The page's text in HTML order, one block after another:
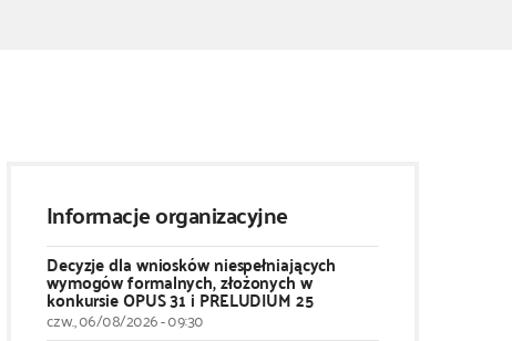
Informacje organizacyjne
Decyzje dla wniosków niespełniających
wymogów formalnych, złożonych w
konkursie OPUS 31 i PRELUDIUM 25
czw., 06/08/2026 - 09:30